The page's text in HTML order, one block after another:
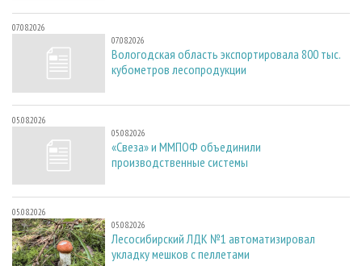
07.08.2026
07.08.2026
Вологодская область экспортировала 800 тыс.
кубометров лесопродукции
05.08.2026
05.08.2026
«Свеза» и ММПОФ объединили
производственные системы
05.08.2026
05.08.2026
Лесосибирский ЛДК №1 автоматизировал
укладку мешков с пеллетами